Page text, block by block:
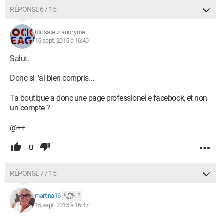
RÉPONSE 6 / 15
Utilisateur anonyme
15 sept. 2015 à 16:40
Salut.
Donc si j'ai bien compris...
Ta boutique a donc une page professionelle facebook, et non
un compte ?
@++
0
RÉPONSE 7 / 15
martina16 2
15 sept. 2015 à 16:47